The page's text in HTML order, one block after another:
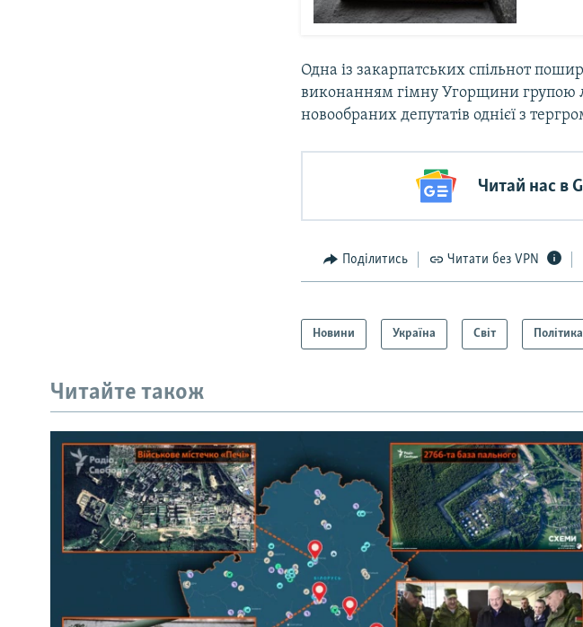
Одна із закарпатських спільнот
виконанням гімну Угорщини групою
новообраних депутатів однієї з
Читай нас в
Поділитись Читати без VPN
Новини Україна Світ Політика
Читайте також